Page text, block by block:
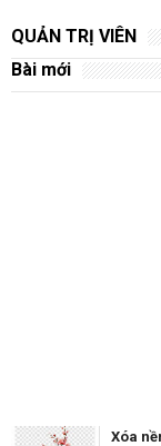
QUẢN TRỊ VIÊN
Bài mới
Xóa